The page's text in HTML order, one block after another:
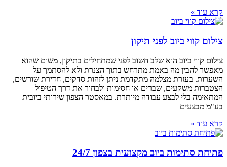
קרא עוד »
צילום קווי ביוב לפני תיקון
צילום קווי ביוב הוא שלב חשוב לפני שמתחילים בתיקון, משום שהוא
מאפשר להבין מה באמת מתרחש בתוך הצנרת ולא להסתמך על
השערות. בעזרת מצלמה מתקדמת ניתן לזהות סדקים, חדירת שורשים,
הצטברות משקעים, שברים או חסימות ולבחור את דרך הטיפול
המתאימה בלי לבצע עבודה מיותרת. במאסטר הצפון שירותי ביובית
בע"מ מבצעים
קרא עוד »
פתיחת סתימות ביוב מקצועית בצפון 24/7